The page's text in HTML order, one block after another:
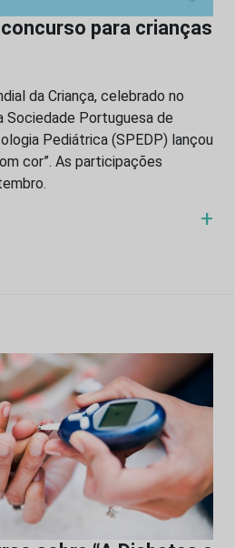
para crianças
da Criança, celebrado no
Sociedade Portuguesa de
Pediátrica (SPEDP) lançou
cor”. As participações
+